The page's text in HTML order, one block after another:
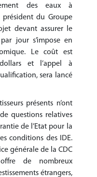
des eaux à
président du Groupe
devant assurer le
jour s’impose en
Le coût est
et l’appel à
sera lancé
présents n’ont
questions relatives
de l’Etat pour la
conditions des IDE.
générale de la CDC
de nombreux
étrangers,